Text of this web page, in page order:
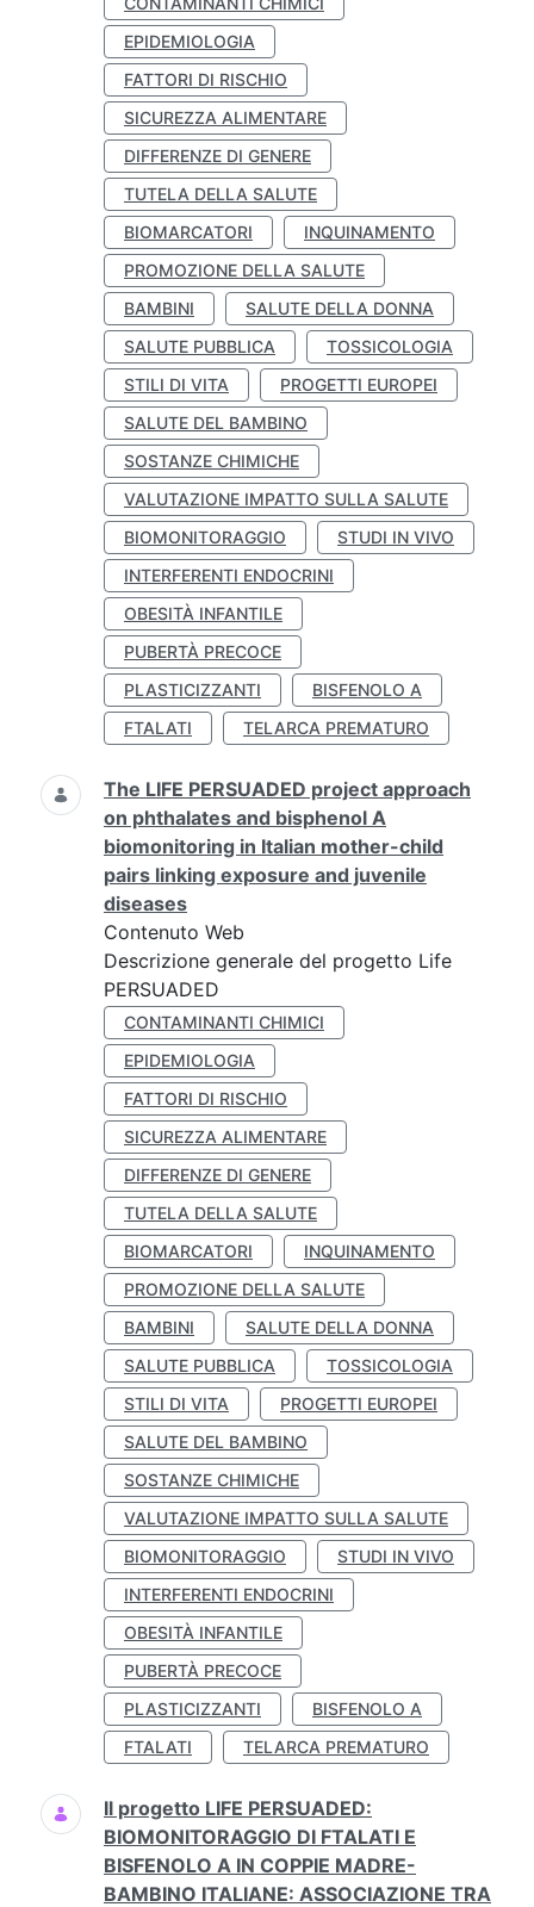
EPIDEMIOLOGIA
FATTORI DI RISCHIO
SICUREZZA ALIMENTARE
DIFFERENZE DI GENERE
TUTELA DELLA SALUTE
BIOMARCATORI
INQUINAMENTO
PROMOZIONE DELLA SALUTE
BAMBINI
SALUTE DELLA DONNA
SALUTE PUBBLICA
TOSSICOLOGIA
STILI DI VITA
PROGETTI EUROPEI
SALUTE DEL BAMBINO
SOSTANZE CHIMICHE
VALUTAZIONE IMPATTO SULLA SALUTE
BIOMONITORAGGIO
STUDI IN VIVO
INTERFERENTI ENDOCRINI
OBESITÀ INFANTILE
PUBERTÀ PRECOCE
PLASTICIZZANTI
BISFENOLO A
FTALATI
TELARCA PREMATURO
The LIFE PERSUADED project approach
on phthalates and bisphenol A
biomonitoring in Italian mother-child
pairs linking exposure and juvenile
diseases
Contenuto Web
Descrizione generale del progetto Life
PERSUADED
CONTAMINANTI CHIMICI
EPIDEMIOLOGIA
FATTORI DI RISCHIO
SICUREZZA ALIMENTARE
DIFFERENZE DI GENERE
TUTELA DELLA SALUTE
BIOMARCATORI
INQUINAMENTO
PROMOZIONE DELLA SALUTE
BAMBINI
SALUTE DELLA DONNA
SALUTE PUBBLICA
TOSSICOLOGIA
STILI DI VITA
PROGETTI EUROPEI
SALUTE DEL BAMBINO
SOSTANZE CHIMICHE
VALUTAZIONE IMPATTO SULLA SALUTE
BIOMONITORAGGIO
STUDI IN VIVO
INTERFERENTI ENDOCRINI
OBESITÀ INFANTILE
PUBERTÀ PRECOCE
PLASTICIZZANTI
BISFENOLO A
FTALATI
TELARCA PREMATURO
Il progetto LIFE PERSUADED:
BIOMONITORAGGIO DI FTALATI E
BISFENOLO A IN COPPIE MADRE-
BAMBINO ITALIANE: ASSOCIAZIONE TRA